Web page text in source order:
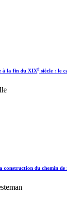
à la fin du XIXe siècle : le
construction du chemin